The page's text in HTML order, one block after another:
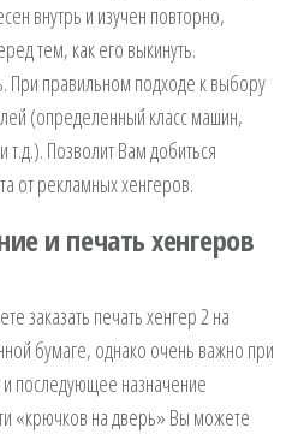
внутрь и изучен повторно,
тем, как его выкинуть.
При правильном подходе к выбору
(определенный класс машин,
т.д.). Позволит Вам добиться
от рекламных хенгеров.
и печать хенгеров
заказать печать хенгер 2 на
бумаге, однако очень важно при
и последующее назначение
«крючков на дверь» Вы можете